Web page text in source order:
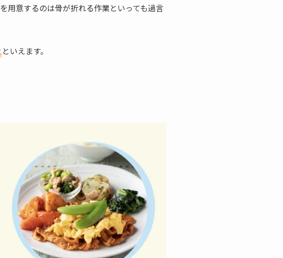
用意するのは骨が折れる作業といっても過言
といえます。